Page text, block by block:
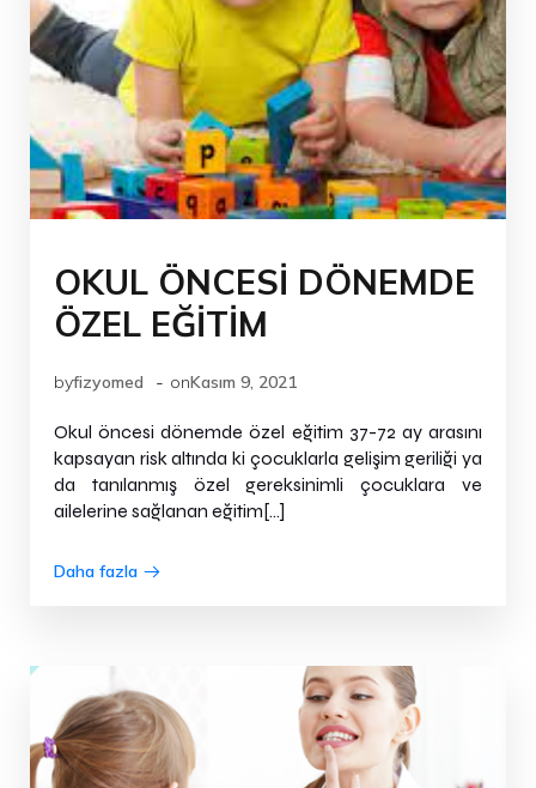
OKUL ÖNCESİ DÖNEMDE
ÖZEL EĞİTİM
byfizyomed - onKasım 9, 2021
Okul öncesi dönemde özel eğitim 37-72 ay arasını
kapsayan risk altında ki çocuklarla gelişim geriliği ya
da tanılanmış özel gereksinimli çocuklara ve
ailelerine sağlanan eğitim[…]
Daha fazla